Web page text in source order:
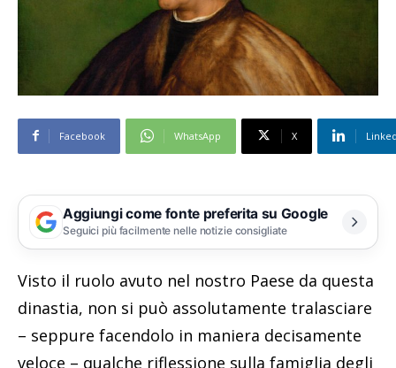
Facebook WhatsApp X
Aggiungi come fonte preferita su Google
Seguici più facilmente nelle notizie consigliate
Visto il ruolo avuto nel nostro Paese da questa
dinastia, non si può assolutamente tralasciare
– seppure facendolo in maniera decisamente
veloce – qualche riflessione sulla famiglia degli